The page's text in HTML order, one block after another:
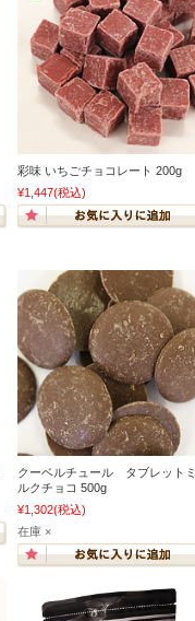
彩味 いちごチョコレート 200g
¥1,447(税込)
クーベルチュール タブレットミ
ルクチョコ 500g
¥1,302(税込)
在庫 ×